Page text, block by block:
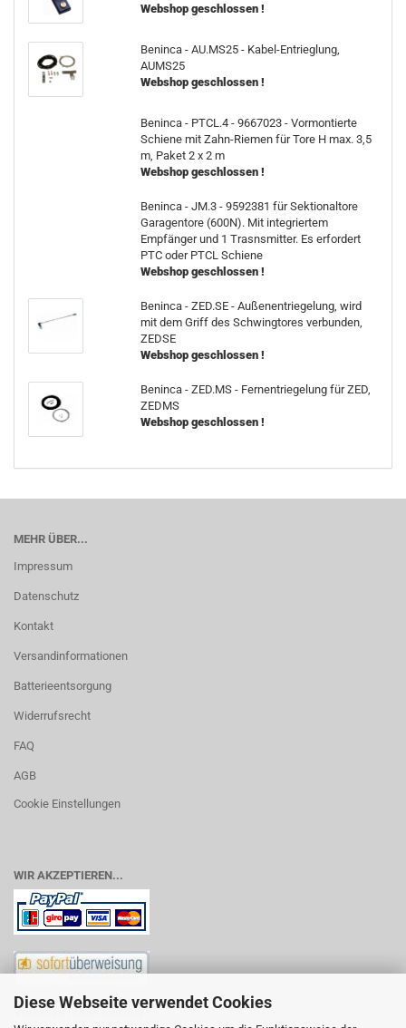
Diese Webseite verwendet Cookies
Webshop geschlossen !
Beninca - AU.MS25 - Kabel-Entrieglung,
AUMS25
Webshop geschlossen !
Beninca - PTCL.4 - 9667023 - Vormontierte
Schiene mit Zahn-Riemen für Tore H max. 3,5
m, Paket 2 x 2 m
Webshop geschlossen !
Beninca - JM.3 - 9592381 für Sektionaltore
Garagentore (600N). Mit integriertem
Empfänger und 1 Trasnsmitter. Es erfordert
PTC oder PTCL Schiene
Webshop geschlossen !
Beninca - ZED.SE - Außenentriegelung, wird
mit dem Griff des Schwingtores verbunden,
ZEDSE
Webshop geschlossen !
Beninca - ZED.MS - Fernentriegelung für ZED,
ZEDMS
Webshop geschlossen !
MEHR ÜBER...
Impressum
Datenschutz
Kontakt
Versandinformationen
Batterieentsorgung
Widerrufsrecht
FAQ
AGB
Cookie Einstellungen
WIR AKZEPTIEREN...
Vorkasse / Überweisung